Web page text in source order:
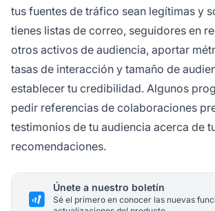
tus fuentes de tráfico sean legítimas y
tienes listas de correo, seguidores en
otros activos de audiencia, aportar
tasas de interacción y tamaño de
establecer tu credibilidad. Algunos
pedir referencias de colaboraciones
testimonios de tu audiencia acerca de
recomendaciones.
Únete a nuestro boletín
Sé el primero en conocer las nuevas